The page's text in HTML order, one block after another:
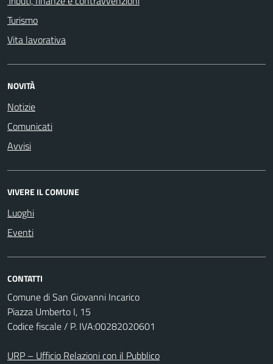
Turismo
Vita lavorativa
NOVITÀ
Notizie
Comunicati
Avvisi
VIVERE IL COMUNE
Luoghi
Eventi
CONTATTI
Comune di San Giovanni Incarico
Piazza Umberto I, 15
Codice fiscale / P. IVA:00282020601
URP – Ufficio Relazioni con il Pubblico